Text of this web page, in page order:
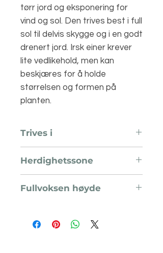
tørr jord og eksponering for
vind og sol. Den trives best i full
sol til delvis skygge og i en godt
drenert jord. Irsk einer krever
lite vedlikehold, men kan
beskjæres for å holde
størrelsen og formen på
planten.
Trives i
Herdighetssone
Fullvoksen høyde